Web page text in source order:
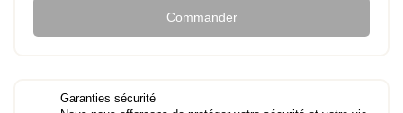
Commander
Garanties sécurité